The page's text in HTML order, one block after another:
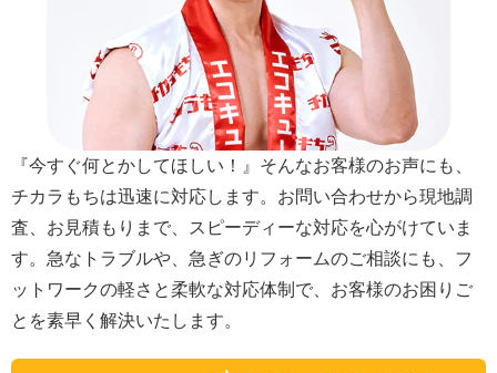
『今すぐ何とかしてほしい！』そんなお客様のお声にも、
チカラもちは迅速に対応します。お問い合わせから現地調
査、お見積もりまで、スピーディーな対応を心がけていま
す。急なトラブルや、急ぎのリフォームのご相談にも、フ
ットワークの軽さと柔軟な対応体制で、お客様のお困りご
とを素早く解決いたします。